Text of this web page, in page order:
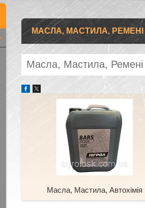
МАСЛА, МАСТИЛА, РЕМЕНІ
Масла, Мастила, Ремені
Масла, Мастила, Автохімія